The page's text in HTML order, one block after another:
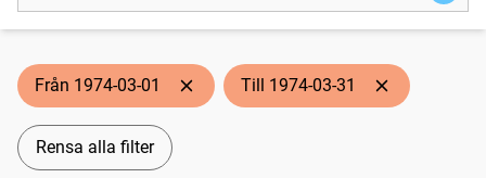
Från 1974-03-01 Till 1974-03-31
Rensa alla filter